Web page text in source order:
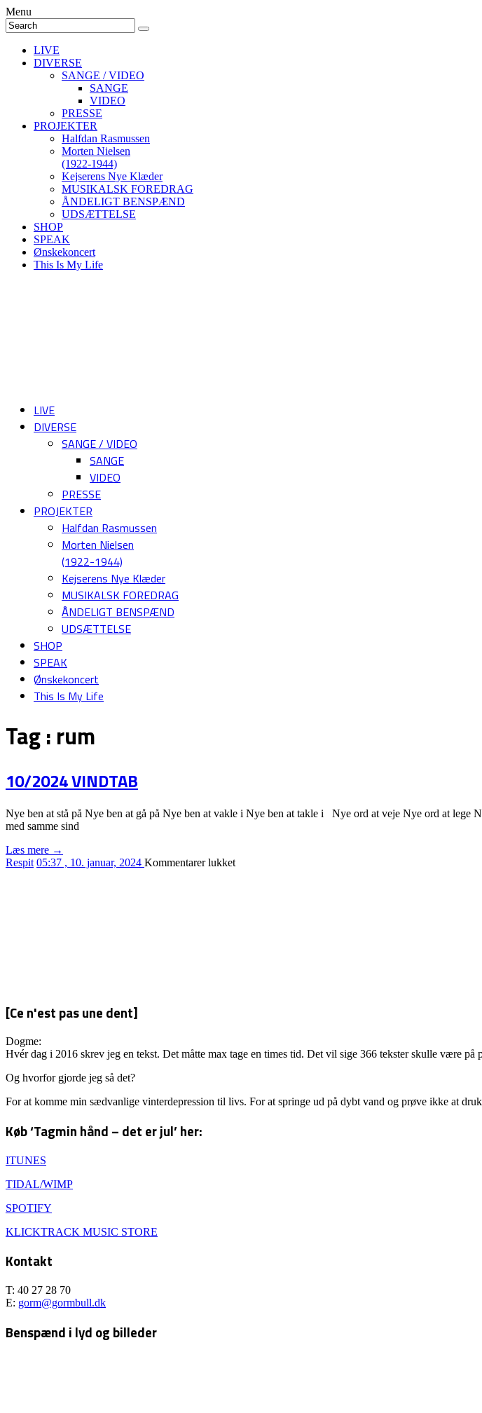
Menu
LIVE
DIVERSE
SANGE / VIDEO
SANGE
VIDEO
PRESSE
PROJEKTER
Halfdan Rasmussen
Morten Nielsen
(1922-1944)
Kejserens Nye Klæder
MUSIKALSK FOREDRAG
ÅNDELIGT BENSPÆND
UDSÆTTELSE
SHOP
SPEAK
Ønskekoncert
This Is My Life
LIVE
DIVERSE
SANGE / VIDEO
SANGE
VIDEO
PRESSE
PROJEKTER
Halfdan Rasmussen
Morten Nielsen
(1922-1944)
Kejserens Nye Klæder
MUSIKALSK FOREDRAG
ÅNDELIGT BENSPÆND
UDSÆTTELSE
SHOP
SPEAK
Ønskekoncert
This Is My Life
Tag : rum
10/2024 VINDTAB
Nye ben at stå på Nye ben at gå på Nye ben at vakle i Nye ben at takle i Nye ord at veje Nye ord at
med samme sind
Læs mere →
Respit 05:37 , 10. januar, 2024 Kommentarer lukkettil
[Ce n'est pas une dent]
Dogme:
Hvér dag i 2016 skrev jeg en tekst. Det måtte max tage en times tid. Det vil sige 366 tekster skulle være
Og hvorfor gjorde jeg så det?
For at komme min sædvanlige vinterdepression til livs. For at springe ud på dybt vand og prøve ikke at
Køb ‘Tagmin hånd – det er jul’ her:
ITUNES
TIDAL/WIMP
SPOTIFY
KLICKTRACK MUSIC STORE
Kontakt
T: 40 27 28 70
E: gorm@gormbull.dk
Benspænd i lyd og billeder